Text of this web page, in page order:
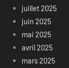
juillet 2025
juin 2025
mai 2025
avril 2025
mars 2025